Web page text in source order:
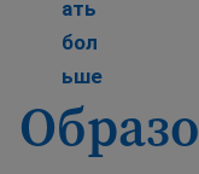
ать
бол
ьшеLearn